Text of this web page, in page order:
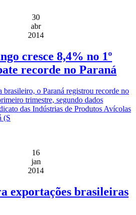
30
abr
2014
cresce 8,4% no 1º
recorde no Paraná
brasileiro, o Paraná registrou recorde no
trimestre, segundo dados
das Indústrias de Produtos Avícolas
(S
16
jan
2014
exportações brasileiras